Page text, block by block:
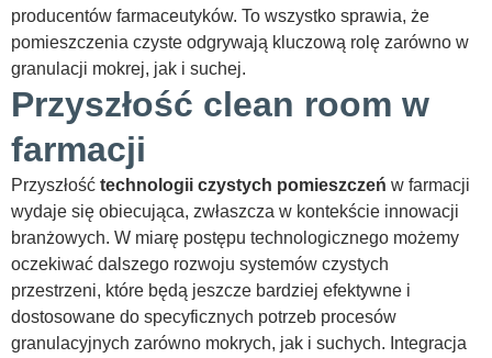
producentów farmaceutyków. To wszystko sprawia, że
pomieszczenia czyste odgrywają kluczową rolę zarówno w
granulacji mokrej, jak i suchej.
Przyszłość clean room w
farmacji
Przyszłość technologii czystych pomieszczeń w farmacji
wydaje się obiecująca, zwłaszcza w kontekście innowacji
branżowych. W miarę postępu technologicznego możemy
oczekiwać dalszego rozwoju systemów czystych
przestrzeni, które będą jeszcze bardziej efektywne i
dostosowane do specyficznych potrzeb procesów
granulacyjnych zarówno mokrych, jak i suchych. Integracja